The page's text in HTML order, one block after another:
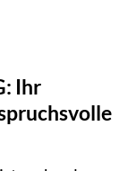
Ihr